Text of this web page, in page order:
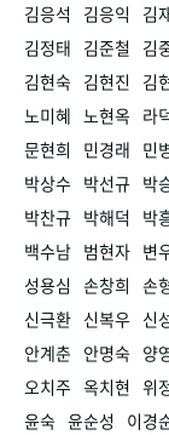
김응석
김응익 김
김정태 김준철 김
김현숙 김현진 김
노미혜 노현옥 라
문현희
민경래 민
박상수 박선규 박
박찬규 박해덕 박
백수남 범현자 변
성용심 손창희 손
신극환 신복우 신
안계춘 안명숙 양
오치주 옥치현 위
윤숙 윤순성 이경